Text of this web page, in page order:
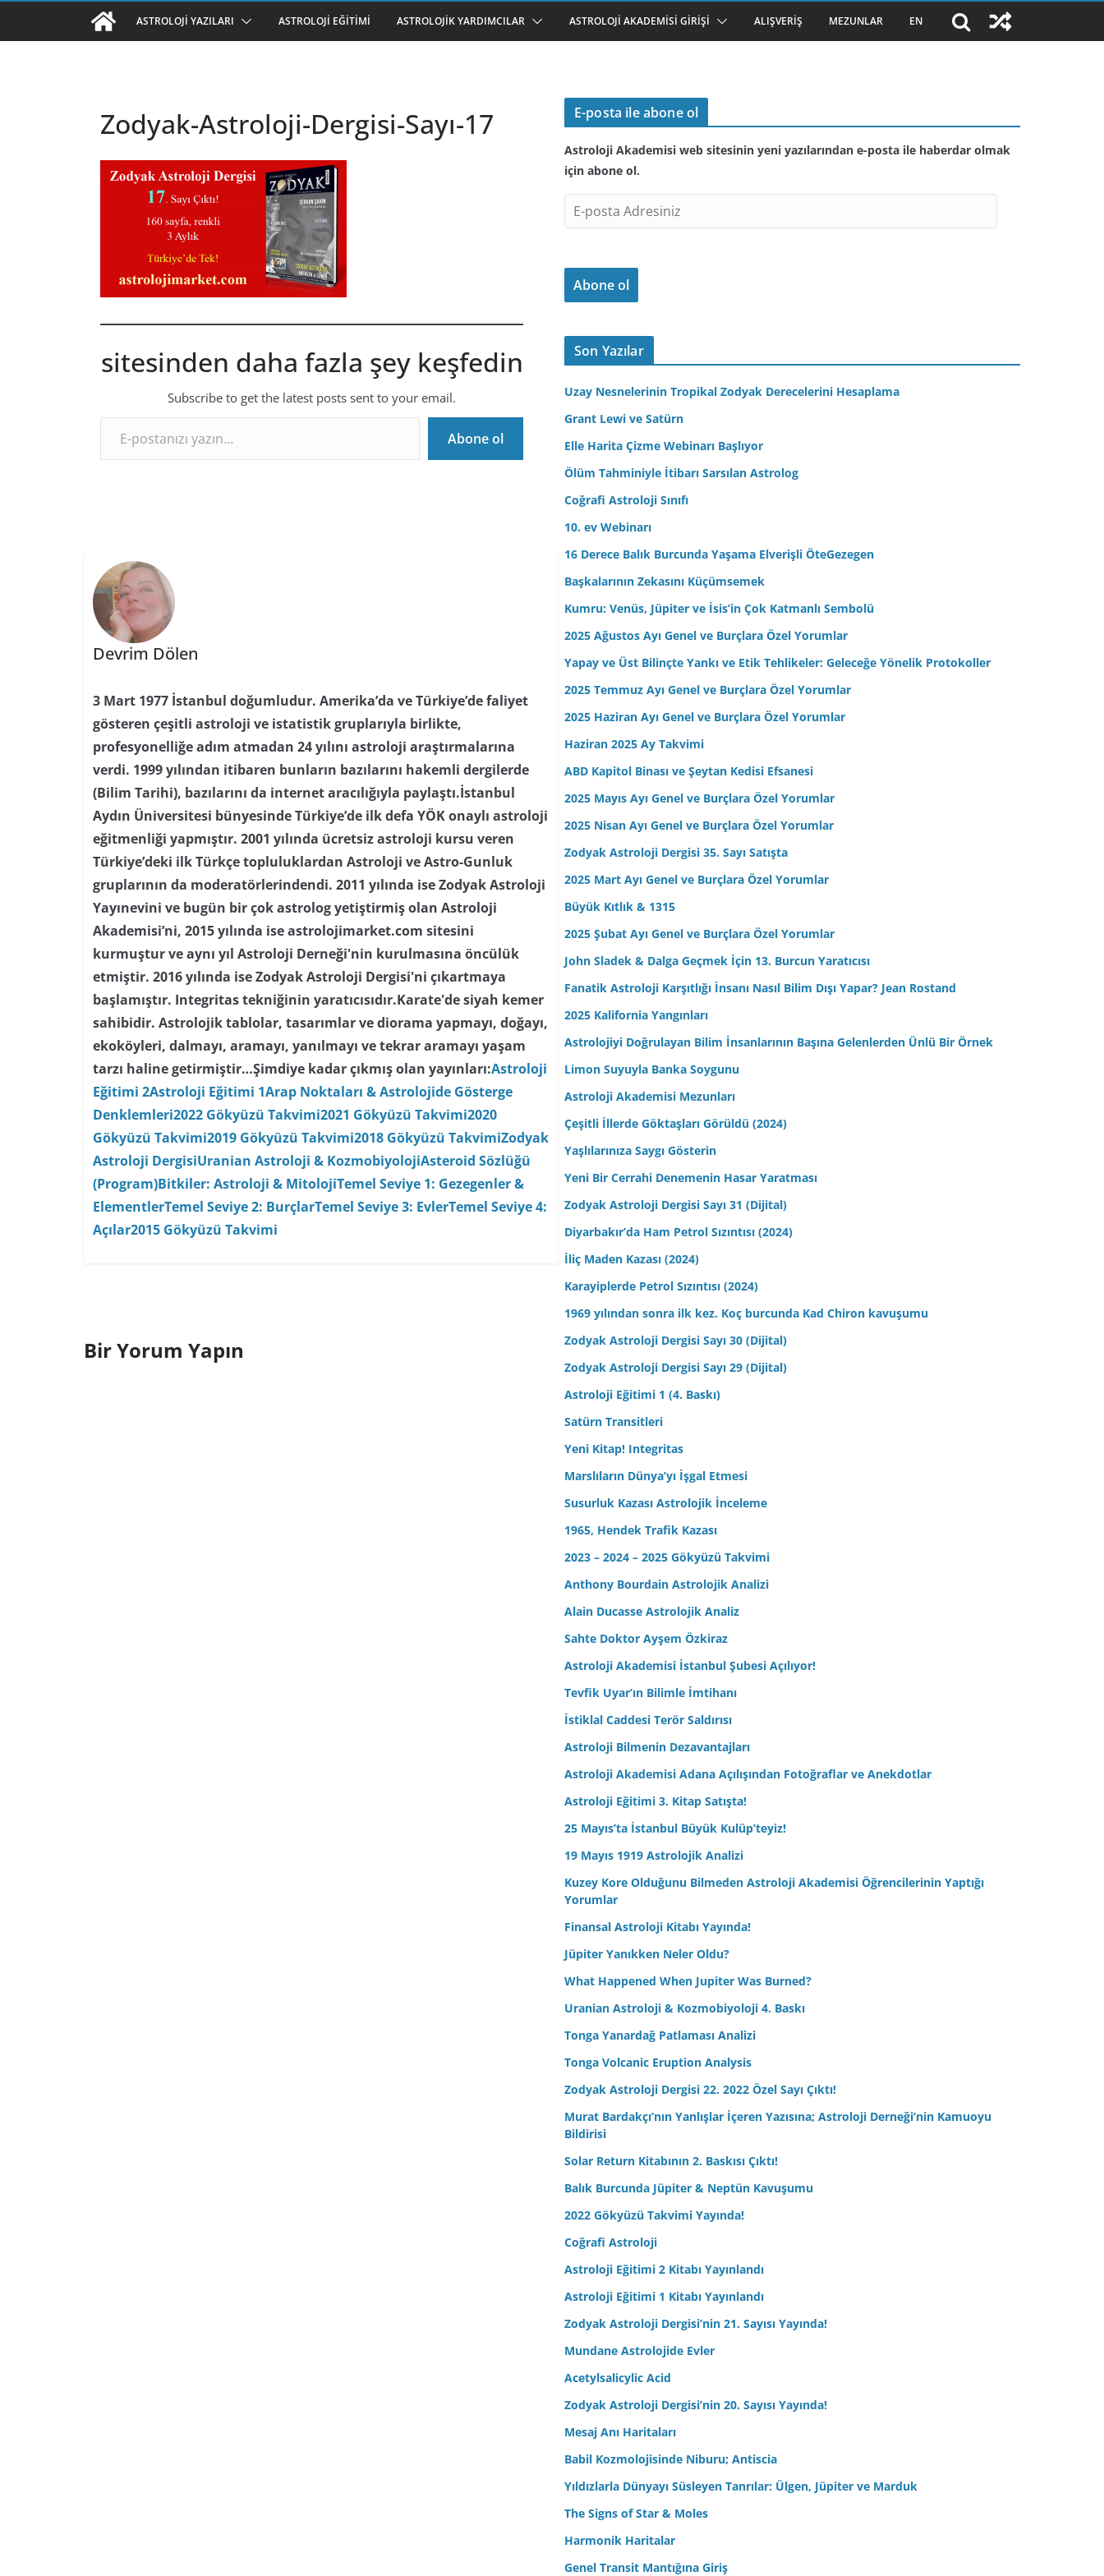
ASTROLOJI YAZILARI ASTROLOJI EĞITIMI ASTROLOJIK YARDIMCILAR ASTROLOJI AKADEMISI GIRIŞI ALIŞVERIŞ MEZUNLAR EN
Zodyak-Astroloji-Dergisi-Sayı-17
sitesinden daha fazla şey keşfedin
Subscribe to get the latest posts sent to your email.
E-postanızı yazın…
Abone ol
Devrim Dölen
3 Mart 1977 İstanbul doğumludur. Amerika’da ve Türkiye’de faliyet
gösteren çeşitli astroloji ve istatistik gruplarıyla birlikte,
profesyonelliğe adım atmadan 24 yılını astroloji araştırmalarına
verdi. 1999 yılından itibaren bunların bazılarını hakemli dergilerde
(Bilim Tarihi), bazılarını da internet aracılığıyla paylaştı.İstanbul
Aydın Üniversitesi bünyesinde Türkiye’de ilk defa YÖK onaylı astroloji
eğitmenliği yapmıştır. 2001 yılında ücretsiz astroloji kursu veren
Türkiye’deki ilk Türkçe topluluklardan Astroloji ve Astro-Gunluk
gruplarının da moderatörlerindendi. 2011 yılında ise Zodyak Astroloji
Yayınevini ve bugün bir çok astrolog yetiştirmiş olan Astroloji
Akademisi’ni, 2015 yılında ise astrolojimarket.com sitesini
kurmuştur ve aynı yıl Astroloji Derneği'nin kurulmasına öncülük
etmiştir. 2016 yılında ise Zodyak Astroloji Dergisi'ni çıkartmaya
başlamıştır. Integritas tekniğinin yaratıcısıdır.Karate'de siyah kemer
sahibidir. Astrolojik tablolar, tasarımlar ve diorama yapmayı, doğayı,
ekoköyleri, dalmayı, aramayı, yanılmayı ve tekrar aramayı yaşam
tarzı haline getirmiştir…Şimdiye kadar çıkmış olan yayınları:Astroloji
Eğitimi 2Astroloji Eğitimi 1Arap Noktaları & Astrolojide Gösterge
Denklemleri2022 Gökyüzü Takvimi2021 Gökyüzü Takvimi2020
Gökyüzü Takvimi2019 Gökyüzü Takvimi2018 Gökyüzü TakvimiZodyak
Astroloji DergisiUranian Astroloji & KozmobiyolojiAsteroid Sözlüğü
(Program)Bitkiler: Astroloji & MitolojiTemel Seviye 1: Gezegenler &
ElementlerTemel Seviye 2: BurçlarTemel Seviye 3: EvlerTemel Seviye 4:
Açılar2015 Gökyüzü Takvimi
Bir Yorum Yapın
E-posta ile abone ol
Astroloji Akademisi web sitesinin yeni yazılarından e-posta ile haberdar olmak
için abone ol.
-
o
t
d
r
i
n
Abone ol
Son Yazılar
Uzay Nesnelerinin Tropikal Zodyak Derecelerini Hesaplama
Grant Lewi ve Satürn
Elle Harita Çizme Webinarı Başlıyor
Ölüm Tahminiyle İtibarı Sarsılan Astrolog
Coğrafi Astroloji Sınıfı
10. ev Webinarı
16 Derece Balık Burcunda Yaşama Elverişli ÖteGezegen
Başkalarının Zekasını Küçümsemek
Kumru: Venüs, Jüpiter ve İsis’in Çok Katmanlı Sembolü
2025 Ağustos Ayı Genel ve Burçlara Özel Yorumlar
Yapay ve Üst Bilinçte Yankı ve Etik Tehlikeler: Geleceğe Yönelik Protokoller
2025 Temmuz Ayı Genel ve Burçlara Özel Yorumlar
2025 Haziran Ayı Genel ve Burçlara Özel Yorumlar
Haziran 2025 Ay Takvimi
ABD Kapitol Binası ve Şeytan Kedisi Efsanesi
2025 Mayıs Ayı Genel ve Burçlara Özel Yorumlar
2025 Nisan Ayı Genel ve Burçlara Özel Yorumlar
Zodyak Astroloji Dergisi 35. Sayı Satışta
2025 Mart Ayı Genel ve Burçlara Özel Yorumlar
Büyük Kıtlık & 1315
2025 Şubat Ayı Genel ve Burçlara Özel Yorumlar
John Sladek & Dalga Geçmek İçin 13. Burcun Yaratıcısı
Fanatik Astroloji Karşıtlığı İnsanı Nasıl Bilim Dışı Yapar? Jean Rostand
2025 Kalifornia Yangınları
Astrolojiyi Doğrulayan Bilim İnsanlarının Başına Gelenlerden Ünlü Bir Örnek
Limon Suyuyla Banka Soygunu
Astroloji Akademisi Mezunları
Çeşitli İllerde Göktaşları Görüldü (2024)
Yaşlılarınıza Saygı Gösterin
Yeni Bir Cerrahi Denemenin Hasar Yaratması
Zodyak Astroloji Dergisi Sayı 31 (Dijital)
Diyarbakır’da Ham Petrol Sızıntısı (2024)
İliç Maden Kazası (2024)
Karayiplerde Petrol Sızıntısı (2024)
1969 yılından sonra ilk kez. Koç burcunda Kad Chiron kavuşumu
Zodyak Astroloji Dergisi Sayı 30 (Dijital)
Zodyak Astroloji Dergisi Sayı 29 (Dijital)
Astroloji Eğitimi 1 (4. Baskı)
Satürn Transitleri
Yeni Kitap! Integritas
Marslıların Dünya’yı İşgal Etmesi
Susurluk Kazası Astrolojik İnceleme
1965, Hendek Trafik Kazası
2023 – 2024 – 2025 Gökyüzü Takvimi
Anthony Bourdain Astrolojik Analizi
Alain Ducasse Astrolojik Analiz
Sahte Doktor Ayşem Özkiraz
Astroloji Akademisi İstanbul Şubesi Açılıyor!
Tevfik Uyar’ın Bilimle İmtihanı
İstiklal Caddesi Terör Saldırısı
Astroloji Bilmenin Dezavantajları
Astroloji Akademisi Adana Açılışından Fotoğraflar ve Anekdotlar
Astroloji Eğitimi 3. Kitap Satışta!
25 Mayıs’ta İstanbul Büyük Kulüp’teyiz!
19 Mayıs 1919 Astrolojik Analizi
Kuzey Kore Olduğunu Bilmeden Astroloji Akademisi Öğrencilerinin Yaptığı
Yorumlar
Finansal Astroloji Kitabı Yayında!
Jüpiter Yanıkken Neler Oldu?
What Happened When Jupiter Was Burned?
Uranian Astroloji & Kozmobiyoloji 4. Baskı
Tonga Yanardağ Patlaması Analizi
Tonga Volcanic Eruption Analysis
Zodyak Astroloji Dergisi 22. 2022 Özel Sayı Çıktı!
Murat Bardakçı’nın Yanlışlar İçeren Yazısına; Astroloji Derneği’nin Kamuoyu
Bildirisi
Solar Return Kitabının 2. Baskısı Çıktı!
Balık Burcunda Jüpiter & Neptün Kavuşumu
2022 Gökyüzü Takvimi Yayında!
Coğrafi Astroloji
Astroloji Eğitimi 2 Kitabı Yayınlandı
Astroloji Eğitimi 1 Kitabı Yayınlandı
Zodyak Astroloji Dergisi’nin 21. Sayısı Yayında!
Mundane Astrolojide Evler
Acetylsalicylic Acid
Zodyak Astroloji Dergisi’nin 20. Sayısı Yayında!
Mesaj Anı Haritaları
Babil Kozmolojisinde Niburu; Antiscia
Yıldızlarla Dünyayı Süsleyen Tanrılar: Ülgen, Jüpiter ve Marduk
The Signs of Star & Moles
Harmonik Haritalar
Genel Transit Mantığına Giriş